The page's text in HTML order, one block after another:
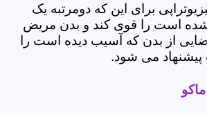
برای این که دومرتبه یک
است را قوی کند و بدن مریض
از بدن که آسیب دیده است را
می شود.